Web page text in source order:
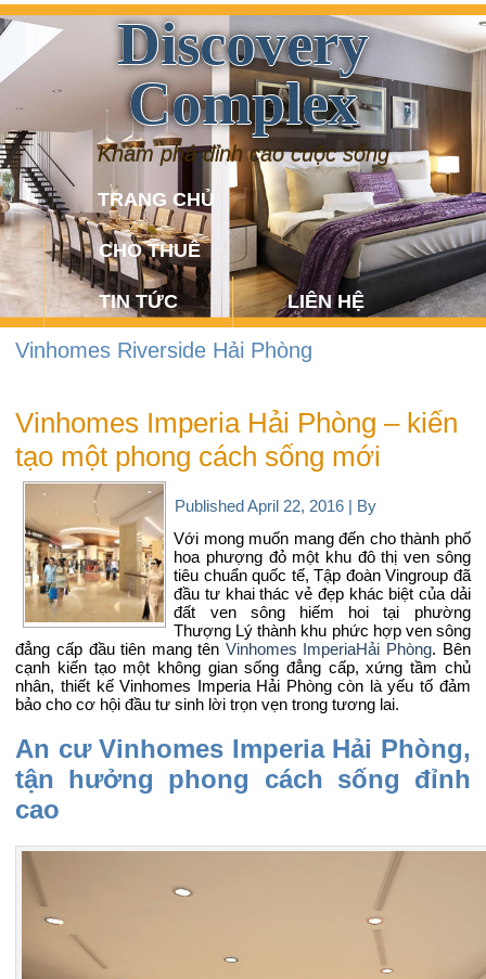
Discovery
Complex
Khám phá đỉnh cao cuộc sống
TRANG CHỦ
CHO THUÊ
TIN TỨC LIÊN HỆ
Vinhomes Riverside Hải Phòng
Vinhomes Imperia Hải Phòng – kiến
tạo một phong cách sống mới
Published April 22, 2016 | By
Với mong muốn mang đến cho thành phố
hoa phượng đỏ một khu đô thị ven sông
tiêu chuẩn quốc tế, Tập đoàn Vingroup đã
đầu tư khai thác vẻ đẹp khác biệt của dải
đất ven sông hiếm hoi tại phường
Thượng Lý thành khu phức hợp ven sông
đẳng cấp đầu tiên mang tên Vinhomes ImperiaHải Phòng. Bên
cạnh kiến tạo một không gian sống đẳng cấp, xứng tầm chủ
nhân, thiết kế Vinhomes Imperia Hải Phòng còn là yếu tố đảm
bảo cho cơ hội đầu tư sinh lời trọn vẹn trong tương lai.
An cư Vinhomes Imperia Hải Phòng,
tận hưởng phong cách sống đỉnh
cao